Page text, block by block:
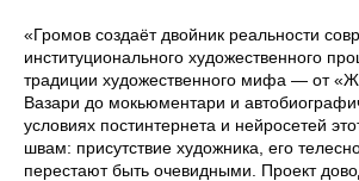
«Громов создаёт двойник реальности
институционального художественного
традиции художественного мифа — от
Вазари до мокьюментари и
условиях постинтернета и нейросетей
швам: присутствие художника, его
перестают быть очевидными. Проект